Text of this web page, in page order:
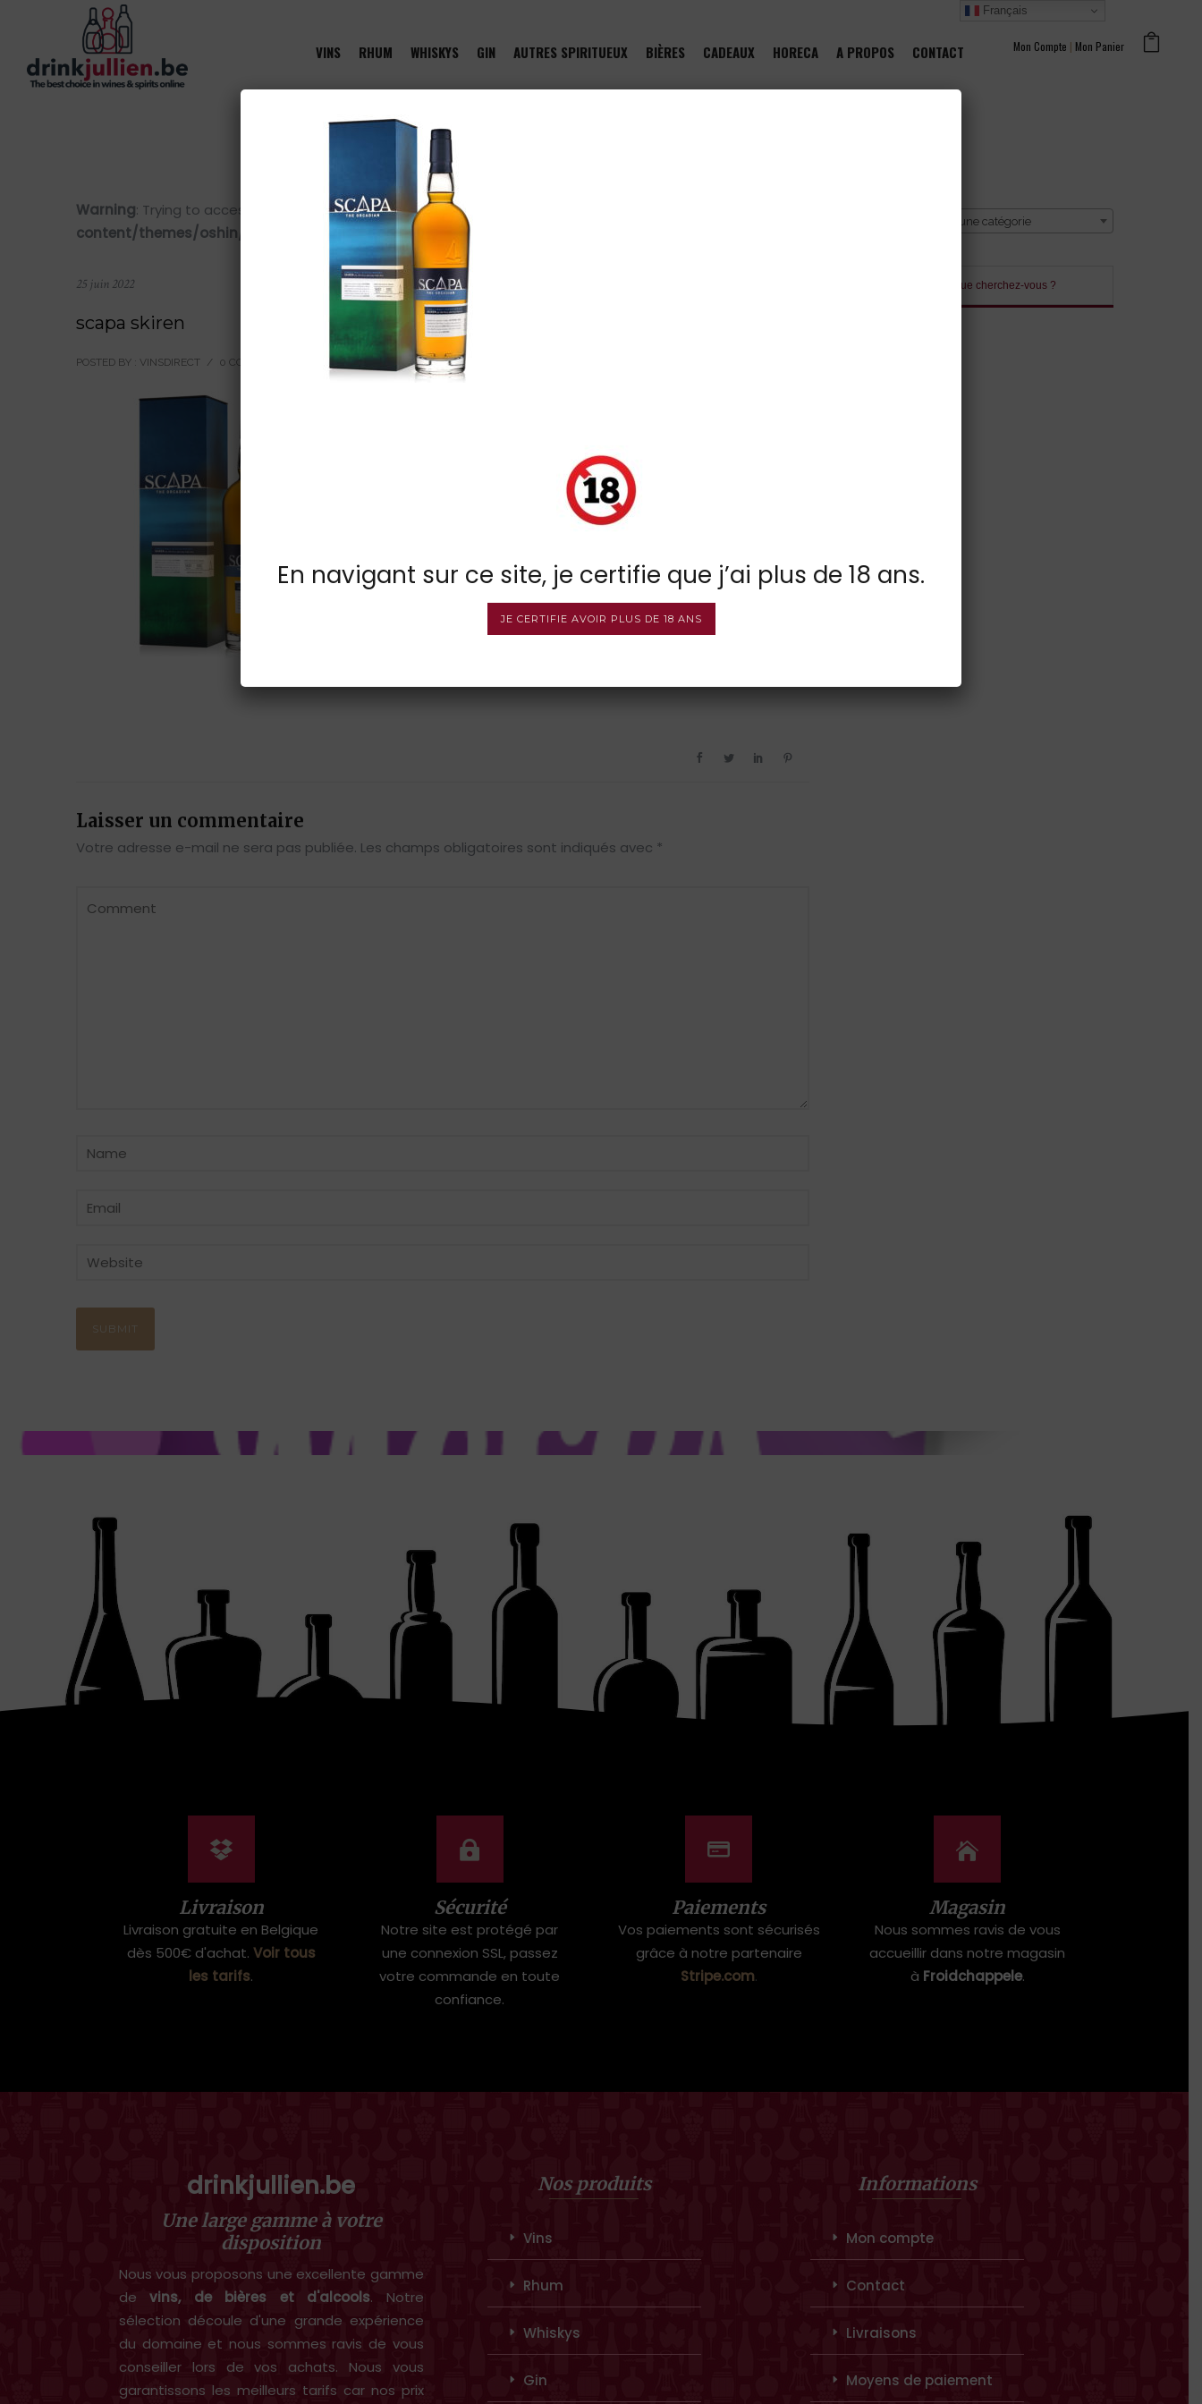
Mon Compte | Mon Panier
VINS RHUM WHISKYS GIN AUTRES SPIRITUEUX BIÈRES CADEAUX HORECA A PROPOS CONTACT
Warning: Trying to access array offset on value of type null in
content/themes/oshin/content.php
on line28
25 juin 2022
scapa skiren
POSTED BY : VINSDIRECT / 0 COMMENTS UNDER :
Laisser un commentaire
Votre adresse e-mail ne sera pas publiée. Les champs obligatoires sont indiqués avec *
Sélectionner une catégorie
Livraison
Livraison gratuite en Belgique
dès 500€ d'achat. Voir tous
les tarifs.
Sécurité
Notre site est protégé par
une connexion SSL, passez
votre commande en toute
confiance.
Paiements
Vos paiements sont sécurisés
grâce à notre partenaire
Stripe.com.
Magasin
Nous sommes ravis de vous
accueillir dans notre magasin
à Froidchappele.
drinkjullien.be
Une large gamme à votre
disposition
Nous vous proposons une excellente gamme
devins, de bières et d'alcools. Notre
sélection découle d'une grande expérience
du domaine et nous sommes ravis de vous
conseiller lors de vos achats. Nous vous
garantissons les meilleurs tarifs car nos prix
Nos produits
Vins
Rhum
Whiskys
Gin
Informations
Mon compte
Contact
Livraisons
Moyens de paiement
Français
En navigant sur ce site, je certifie que j’ai plus de 18 ans.
JE CERTIFIE AVOIR PLUS DE 18 ANS